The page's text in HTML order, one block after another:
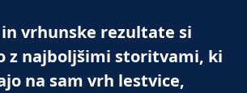
vrhunske rezultate si
z najboljšimi storitvami, ki
na sam vrh lestvice,